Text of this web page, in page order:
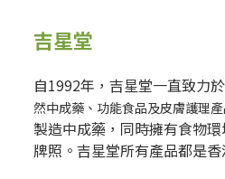
吉星堂
自1992年，吉星堂一直致力
然中成藥、功能食品及皮膚護理
製造中成藥，同時擁有食物
牌照。吉星堂所有產品都是香